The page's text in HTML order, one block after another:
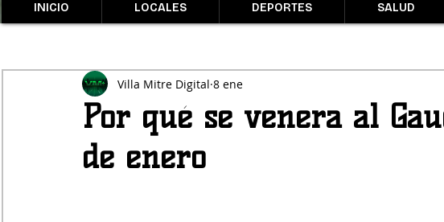
INICIO LOCALES DEPORTES SALUD
Por qué se venera al
de enero
Villa Mitre Digital 8 ene